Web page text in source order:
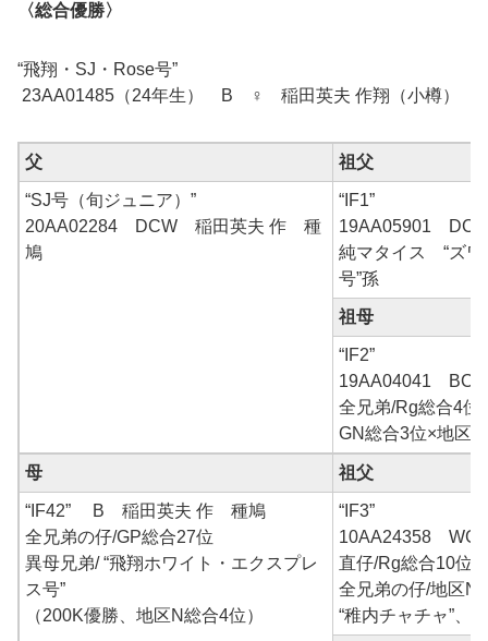
〈総合優勝〉
“飛翔・SJ・Rose号”
23AA01485（24年生） B ♀ 稲田英夫 作翔（小樽）
父 祖父
“SJ号（旬ジュニア）”
20AA02284 DCW 稲田英夫 作 種
鳩
“IF1”
19AA05901 DC
純マタイス “ズワ
号”孫
祖母
“IF2”
19AA04041 BC
全兄弟/Rg総合4位
GN総合3位×地区
母 祖父
“IF42” B 稲田英夫 作 種鳩
全兄弟の仔/GP総合27位
異母兄弟/ “飛翔ホワイト・エクスプレ
ス号”
（200K優勝、地区N総合4位）
“IF3”
10AA24358 WG
直仔/Rg総合10位
全兄弟の仔/地区N
“稚内チャチャ”、“